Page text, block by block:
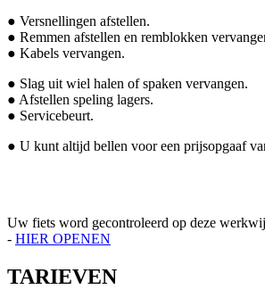
● Versnellingen afstellen.
● Remmen afstellen en remblokken
● Kabels vervangen.
● Slag uit wiel halen of spaken vervangen.
● Afstellen speling lagers.
● Servicebeurt.
● U kunt altijd bellen voor een prijsopgaaf
Uw fiets word gecontroleerd op deze
- HIER OPENEN
TARIEVEN